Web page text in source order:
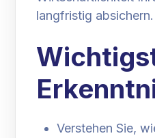
langfristig absichern.
Verstehen Sie,